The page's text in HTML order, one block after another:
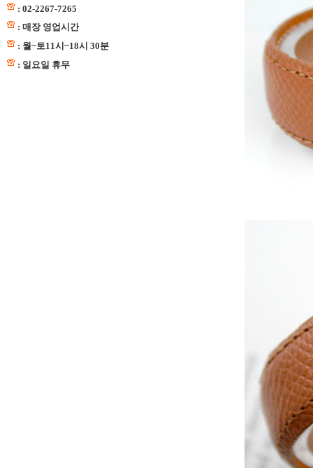
: 02-2267-7265
: 매장 영업시간
: 월~토11시~18시 30분
: 일요일 휴무